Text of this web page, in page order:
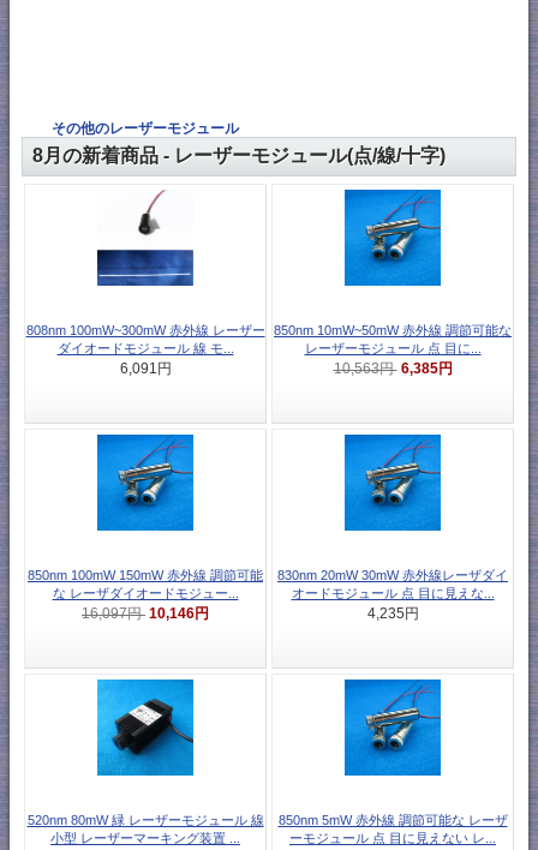
その他のレーザーモジュール
8月の新着商品 - レーザーモジュール(点/線/十字)
808nm 100mW~300mW 赤外線 レーザー
ダイオードモジュール 線 モ...
6,091円
850nm 10mW~50mW 赤外線 調節可能な
レーザーモジュール 点 目に...
10,563円 6,385円
850nm 100mW 150mW 赤外線 調節可能
な レーザダイオードモジュー...
16,097円 10,146円
830nm 20mW 30mW 赤外線レーザダイ
オードモジュール 点 目に見えな...
4,235円
520nm 80mW 緑 レーザーモジュール 線
小型 レーザーマーキング装置 ...
850nm 5mW 赤外線 調節可能な レーザ
ーモジュール 点 目に見えない レ...